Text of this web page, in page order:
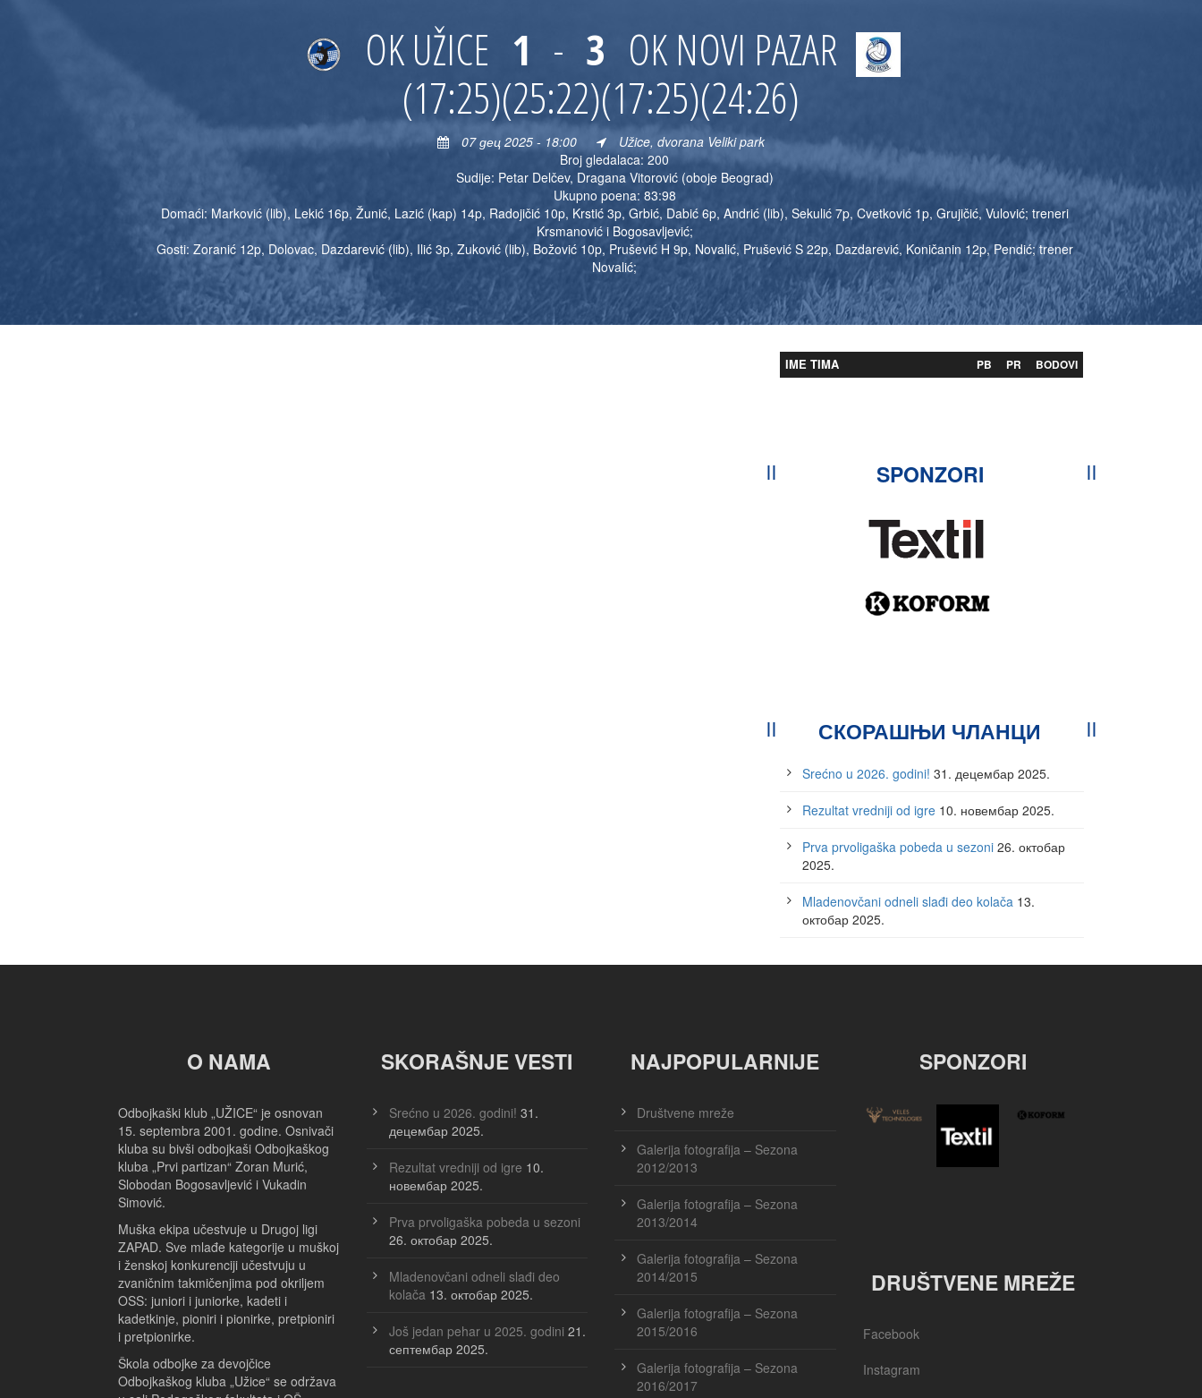
OK UŽICE 1 - 3 OK NOVI PAZAR
(17:25)(25:22)(17:25)(24:26)
07 дец 2025 - 18:00
Užice, dvorana Veliki park
Broj gledalaca: 200
Sudije: Petar Delčev, Dragana Vitorović (oboje Beograd)
Ukupno poena: 83:98
Domaći: Marković (lib), Lekić 16p, Žunić, Lazić (kap) 14p, Radojičić 10p, Krstić 3p, Grbić, Dabić 6p, Andrić (lib), Sekulić 7p, Cvetković 1p, Grujičić, Vulović; treneri
Krsmanović i Bogosavljević;
Gosti: Zoranić 12p, Dolovac, Dazdarević (lib), Ilić 3p, Zuković (lib), Božović 10p, Prušević H 9p, Novalić, Prušević S 22p, Dazdarević, Koničanin 12p, Pendić; trener
Novalić;
IME TIMA PB PR BODOVI
SPONZORI
СКОРАШЊИ ЧЛАНЦИ
Srećno u 2026. godini! 31. децембар 2025.
Rezultat vredniji od igre 10. новембар 2025.
Prva prvoligaška pobeda u sezoni 26. октобар
2025.
Mladenovčani odneli slađi deo kolača 13.
октобар 2025.
O NAMA
Odbojkaški klub „UŽICE“ je osnovan
15. septembra 2001. godine. Osnivači
kluba su bivši odbojkaši Odbojkaškog
kluba „Prvi partizan“ Zoran Murić,
Slobodan Bogosavljević i Vukadin
Simović.
Muška ekipa učestvuje u Drugoj ligi
ZAPAD. Sve mlađe kategorije u muškoj
i ženskoj konkurenciji učestvuju u
zvaničnim takmičenjima pod okriljem
OSS: juniori i juniorke, kadeti i
kadetkinje, pioniri i pionirke, pretpioniri
i pretpionirke.
Škola odbojke za devojčice
Odbojkaškog kluba „Užice“ se održava
SKORAŠNJE VESTI
Srećno u 2026. godini! 31.
децембар 2025.
Rezultat vredniji od igre 10.
новембар 2025.
Prva prvoligaška pobeda u sezoni
26. октобар 2025.
Mladenovčani odneli slađi deo
kolača 13. октобар 2025.
Još jedan pehar u 2025. godini 21.
септембар 2025.
NAJPOPULARNIJE
Društvene mreže
Galerija fotografija – Sezona
2012/2013
Galerija fotografija – Sezona
2013/2014
Galerija fotografija – Sezona
2014/2015
Galerija fotografija – Sezona
2015/2016
Galerija fotografija – Sezona
2016/2017
SPONZORI
DRUŠTVENE MREŽE
Facebook
Instagram